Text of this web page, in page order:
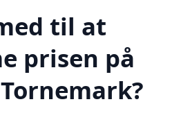
til at
prisen på